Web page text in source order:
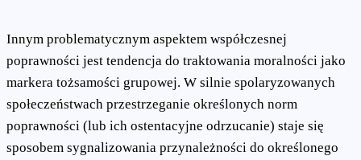
Innym problematycznym aspektem współczesnej
poprawności jest tendencja do traktowania moralności jako
markera tożsamości grupowej. W silnie spolaryzowanych
społeczeństwach przestrzeganie określonych norm
poprawności (lub ich ostentacyjne odrzucanie) staje się
sposobem sygnalizowania przynależności do określonego